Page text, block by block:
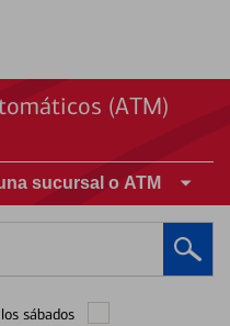
(ATM)
sucursal o ATM
sábados